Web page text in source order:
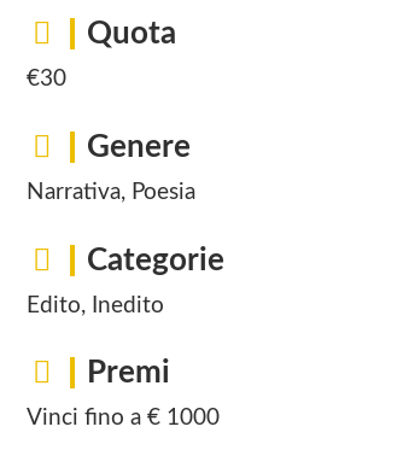
Quota
€30
Genere
Narrativa, Poesia
Categorie
Edito, Inedito
Premi
Vinci fino a € 1000